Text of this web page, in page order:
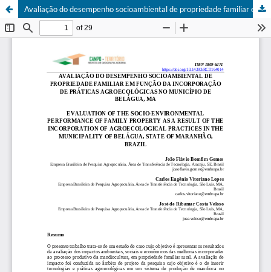
Avaliação do desempenho socioambiental de propriedade familiar em função da incorporação de práticas agroecológicas no município de Belágua, MA